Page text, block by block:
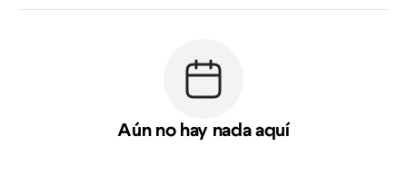
Aún no hay nada aquí